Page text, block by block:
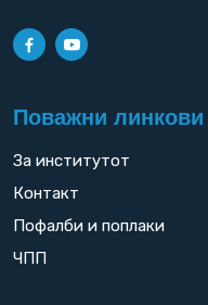
Поважни линкови
За институтот
Контакт
Пофалби и поплаки
ЧПП